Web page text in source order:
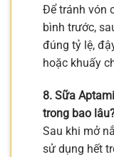
Để tránh vón
bình trước,
đúng tỷ lệ,
hoặc khuấy
8. Sữa
trong bao
Sau khi mở
sử dụng hết